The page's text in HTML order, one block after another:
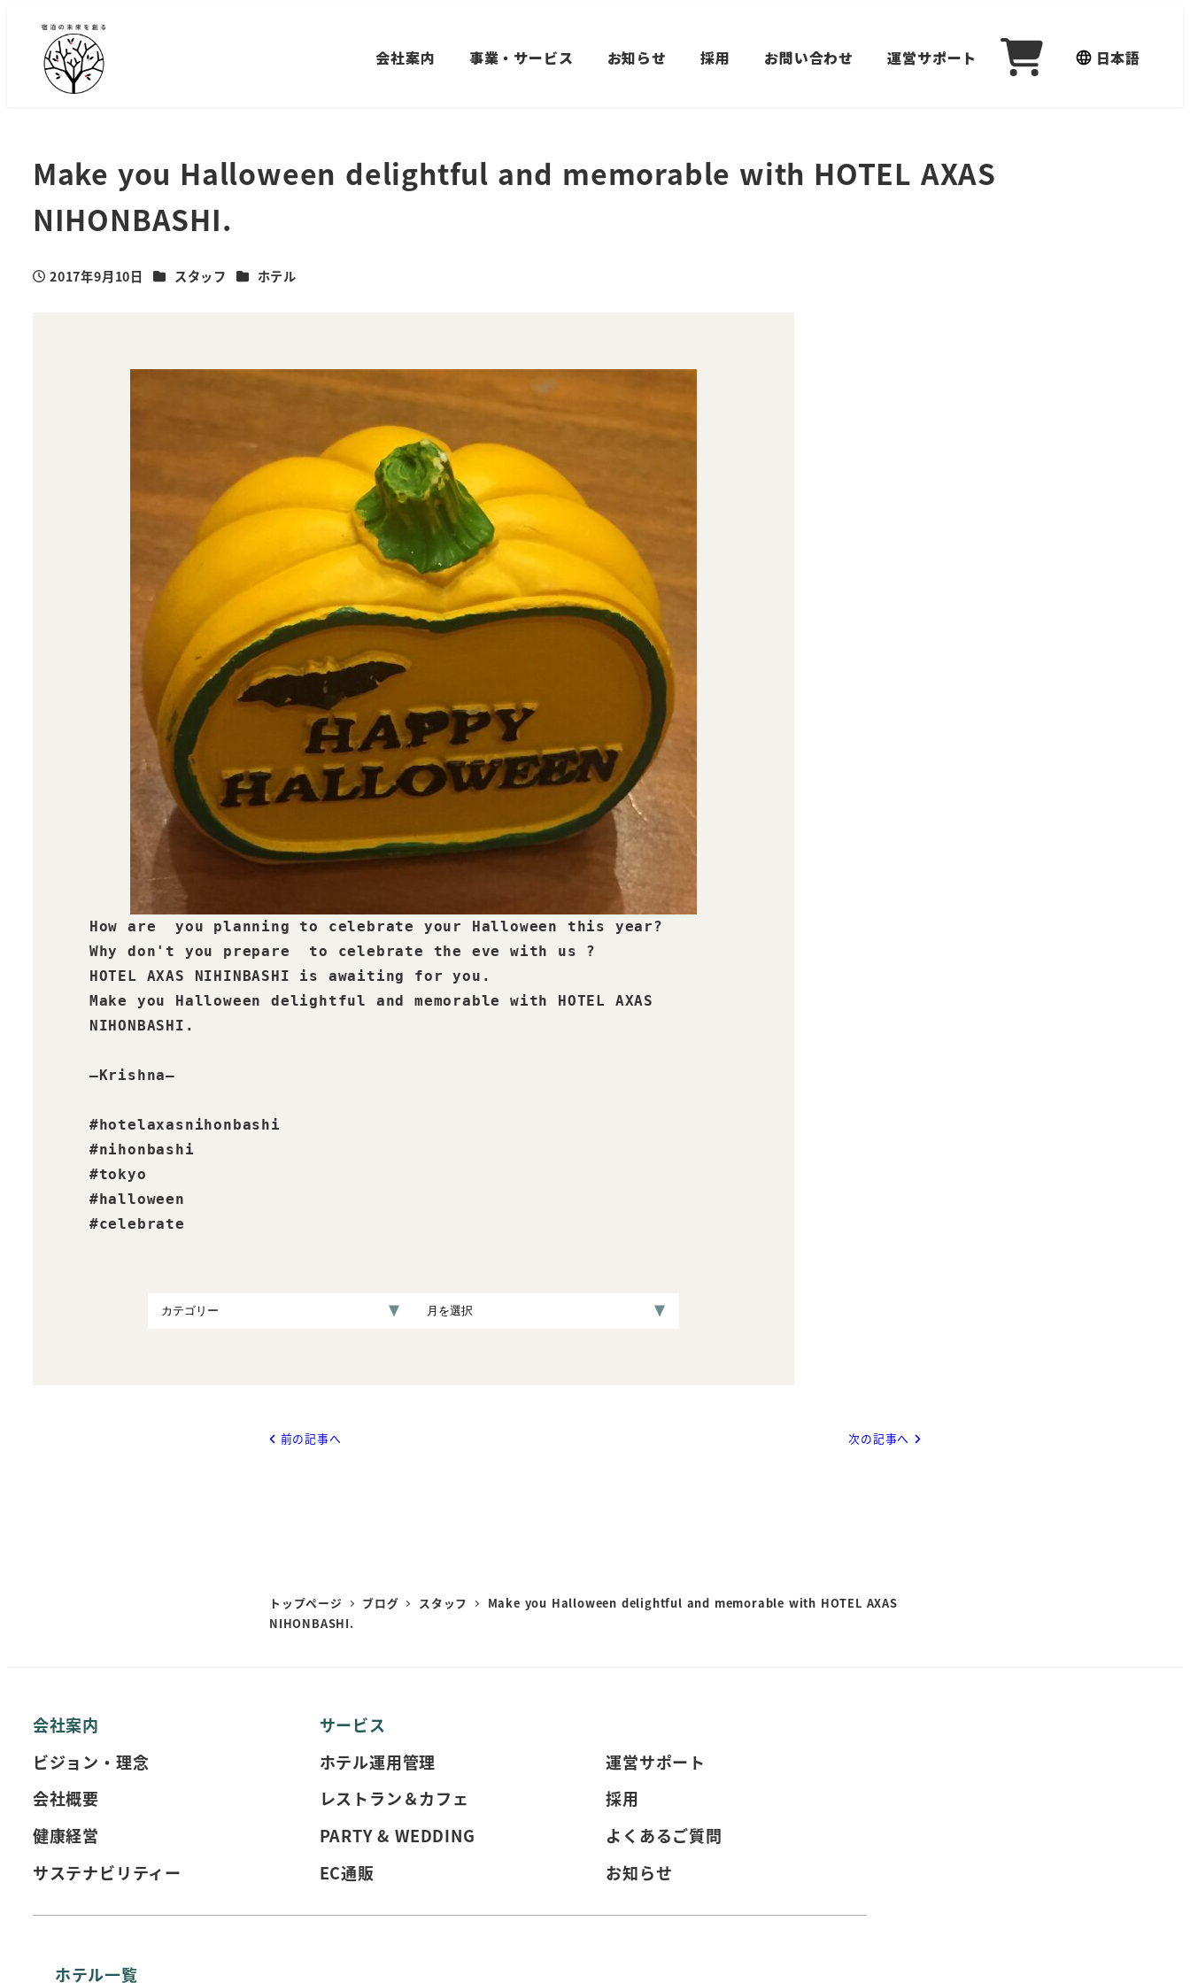
会社案内 事業・サービス お知らせ 採用 お問い合わせ 運営サポート 日本語
Make you Halloween delightful and memorable with HOTEL AXAS
NIHONBASHI.
投稿日
2017年9月10日 カテゴリー
スタッフ カテゴリー
ホテル
How are  you planning to celebrate your Halloween this year?
Why don't you prepare  to celebrate the eve with us ?
HOTEL AXAS NIHINBASHI is awaiting for you.
Make you Halloween delightful and memorable with HOTEL AXAS
NIHONBASHI.
—Krishna—
#hotelaxasnihonbashi
#nihonbashi
#tokyo
#halloween
#celebrate
前の記事へ 次の記事へ
トップページ ブログ スタッフ
Make you Halloween delightful and memorable with HOTEL AXAS
NIHONBASHI.
会社案内
ビジョン・理念
会社概要
健康経営
サステナビリティー
サービス
ホテル運用管理
レストラン＆カフェ
PARTY & WEDDING
EC通販
運営サポート
採用
よくあるご質問
お知らせ
ホテル一覧